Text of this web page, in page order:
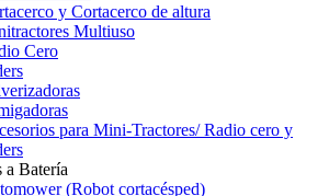
y Cortacerco de altura
Multiuso
Cero
para Mini-Tractores/ Radio cero y
a Batería
(Robot cortacésped)